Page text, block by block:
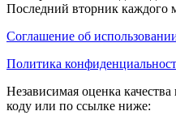
Последний вторник каждого
Соглашение об
Политика
Независимая оценка
коду или по ссылке ниже: